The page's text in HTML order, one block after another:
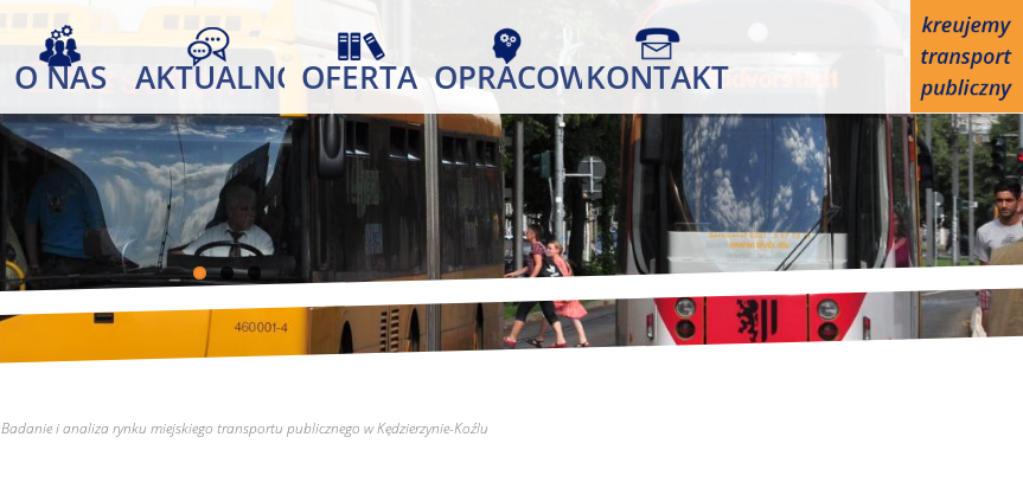
O NAS AKTUALNOŚCIOFERTA OPRACOWANIA
KONTAKT
Badanie i analiza rynku miejskiego transportu publicznego w Kędzierzynie-Koźlu